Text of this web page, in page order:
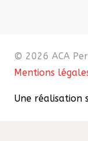
© 2026 ACA
Mentions
Une réalisation